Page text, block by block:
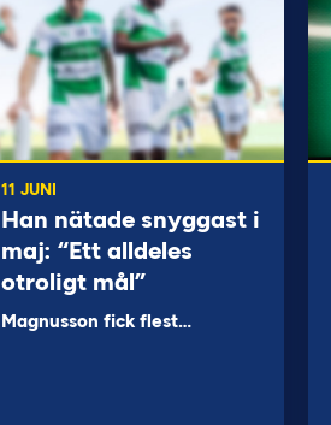
11 JUNI
Han nätade snyggast i
maj: “Ett alldeles
otroligt mål”
Magnusson fick flest…